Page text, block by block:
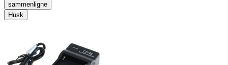
sammenligne
Husk